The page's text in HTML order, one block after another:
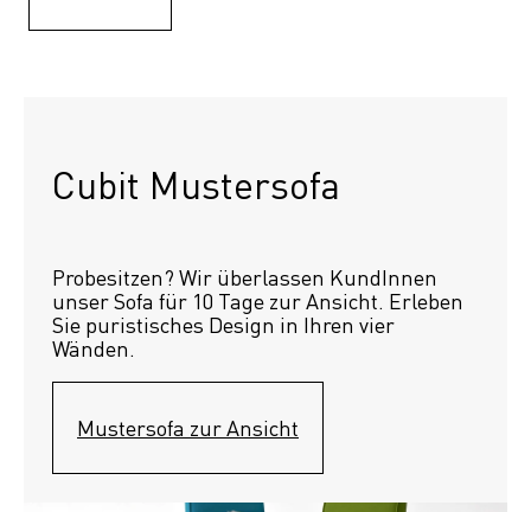
Cubit Mustersofa
Probesitzen? Wir überlassen KundInnen
unser Sofa für 10 Tage zur Ansicht. Erleben
Sie puristisches Design in Ihren vier
Wänden.
Mustersofa zur Ansicht